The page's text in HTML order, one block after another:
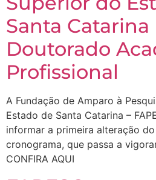
Santa Catarina
Doutorado
Profissional
A Fundação de Amparo à
Estado de Santa Catarina –
informar a primeira alteração
cronograma, que passa a
CONFIRA AQUI